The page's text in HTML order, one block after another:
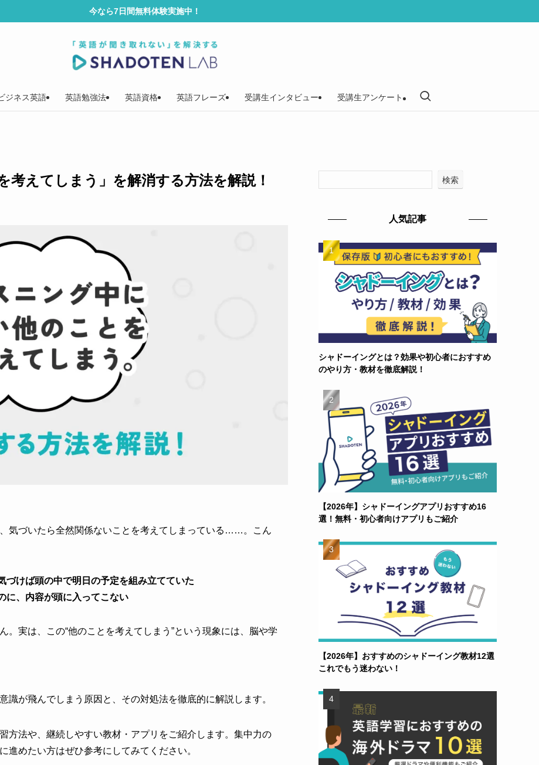
今なら7日間無料体験実施中！
ジネス英語 英語勉強法 英語資格 英語フレーズ 受講生インタビュー 受講生アンケート
考えてしまう」を解消する方法を解説！
気づいたら全然関係ないことを考えてしまっている……。こん
づけば頭の中で明日の予定を組み立てていた
に、内容が頭に入ってこない
。実は、この“他のことを考えてしまう”という現象には、脳や学
識が飛んでしまう原因と、その対処法を徹底的に解説します。
方法や、継続しやすい教材・アプリをご紹介します。集中力の
進めたい方はぜひ参考にしてみてください。
検索
人気記事
シャドーイングとは？効果や初心者におすすめ
のやり方・教材を徹底解説！
【2026年】シャドーイングアプリおすすめ16
選！無料・初心者向けアプリもご紹介
【2026年】おすすめのシャドーイング教材12選
これでもう迷わない！